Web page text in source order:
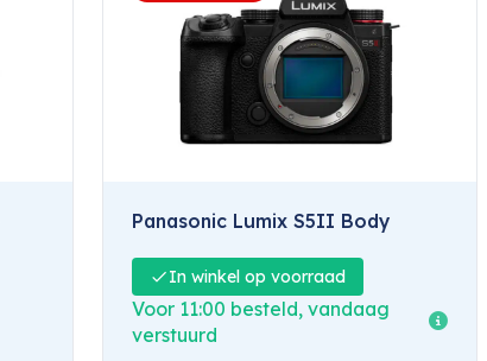
Panasonic Lumix S5II Body
In winkel op voorraad
Voor 11:00 besteld, vandaag
verstuurd